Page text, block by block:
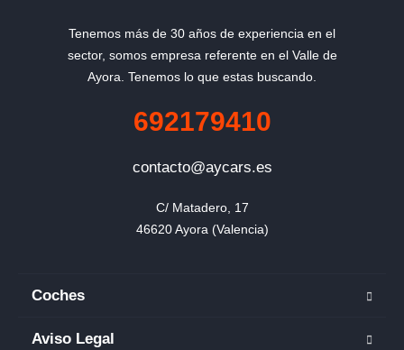
Tenemos más de 30 años de experiencia en el
sector, somos empresa referente en el Valle de
Ayora. Tenemos lo que estas buscando.
692179410
contacto@aycars.es
C/ Matadero, 17
46620 Ayora (Valencia)
Coches
Aviso Legal